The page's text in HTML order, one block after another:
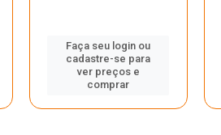
Faça seu login ou
cadastre-se para
ver preços e
comprar